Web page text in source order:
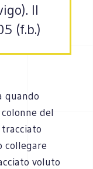
Il
(f.b.)
quando
del
collegare
voluto